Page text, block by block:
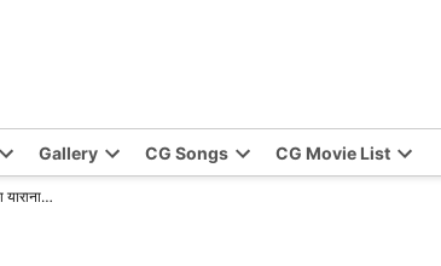
Gallery CG Songs CG Movie List
याराना…